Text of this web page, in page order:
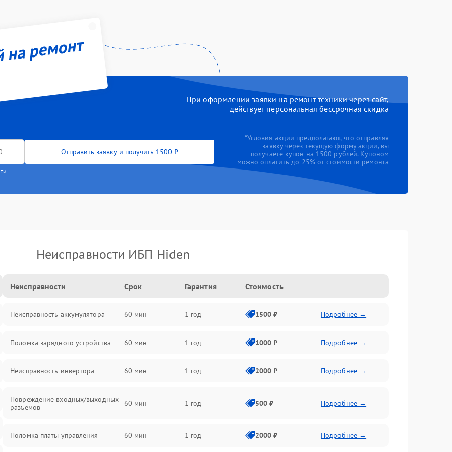
ремонт
При оформлении заявки на ремонт техники через сайт,
действует персональная бессрочная скидка
Отправить заявку и получить 1500 ₽
*Условия акции предполагают, что отправляя
заявку через текущую форму акции, вы
получаете купон на 1500 рублей. Купоном
можно оплатить до 25% от стоимости ремонта
Неисправности ИБП Hiden
Неисправности Срок Гарантия Стоимость
Неисправность аккумулятора 60 мин 1 год 1500 ₽ Подробнее →
Поломка зарядного устройства 60 мин 1 год 1000 ₽ Подробнее →
Неисправность инвертора 60 мин 1 год 2000 ₽ Подробнее →
Повреждение входных/выходных
разъемов
60 мин 1 год 500 ₽ Подробнее →
Поломка платы управления 60 мин 1 год 2000 ₽ Подробнее →